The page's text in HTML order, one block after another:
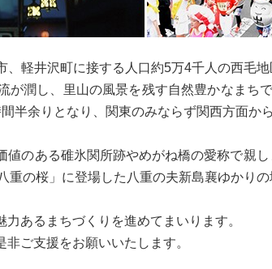
軽井沢町に接する人口約5万4千人の西毛
が潤し、里山の風景を残す自然豊かなまち
半余りとなり、関東のみならず関西方面か
のある碓氷関所跡やめがね橋の愛称で親
の桜」に登場した八重の夫新島襄ゆかりの
あるまちづくりを進めてまいります。
ご支援をお願いいたします。